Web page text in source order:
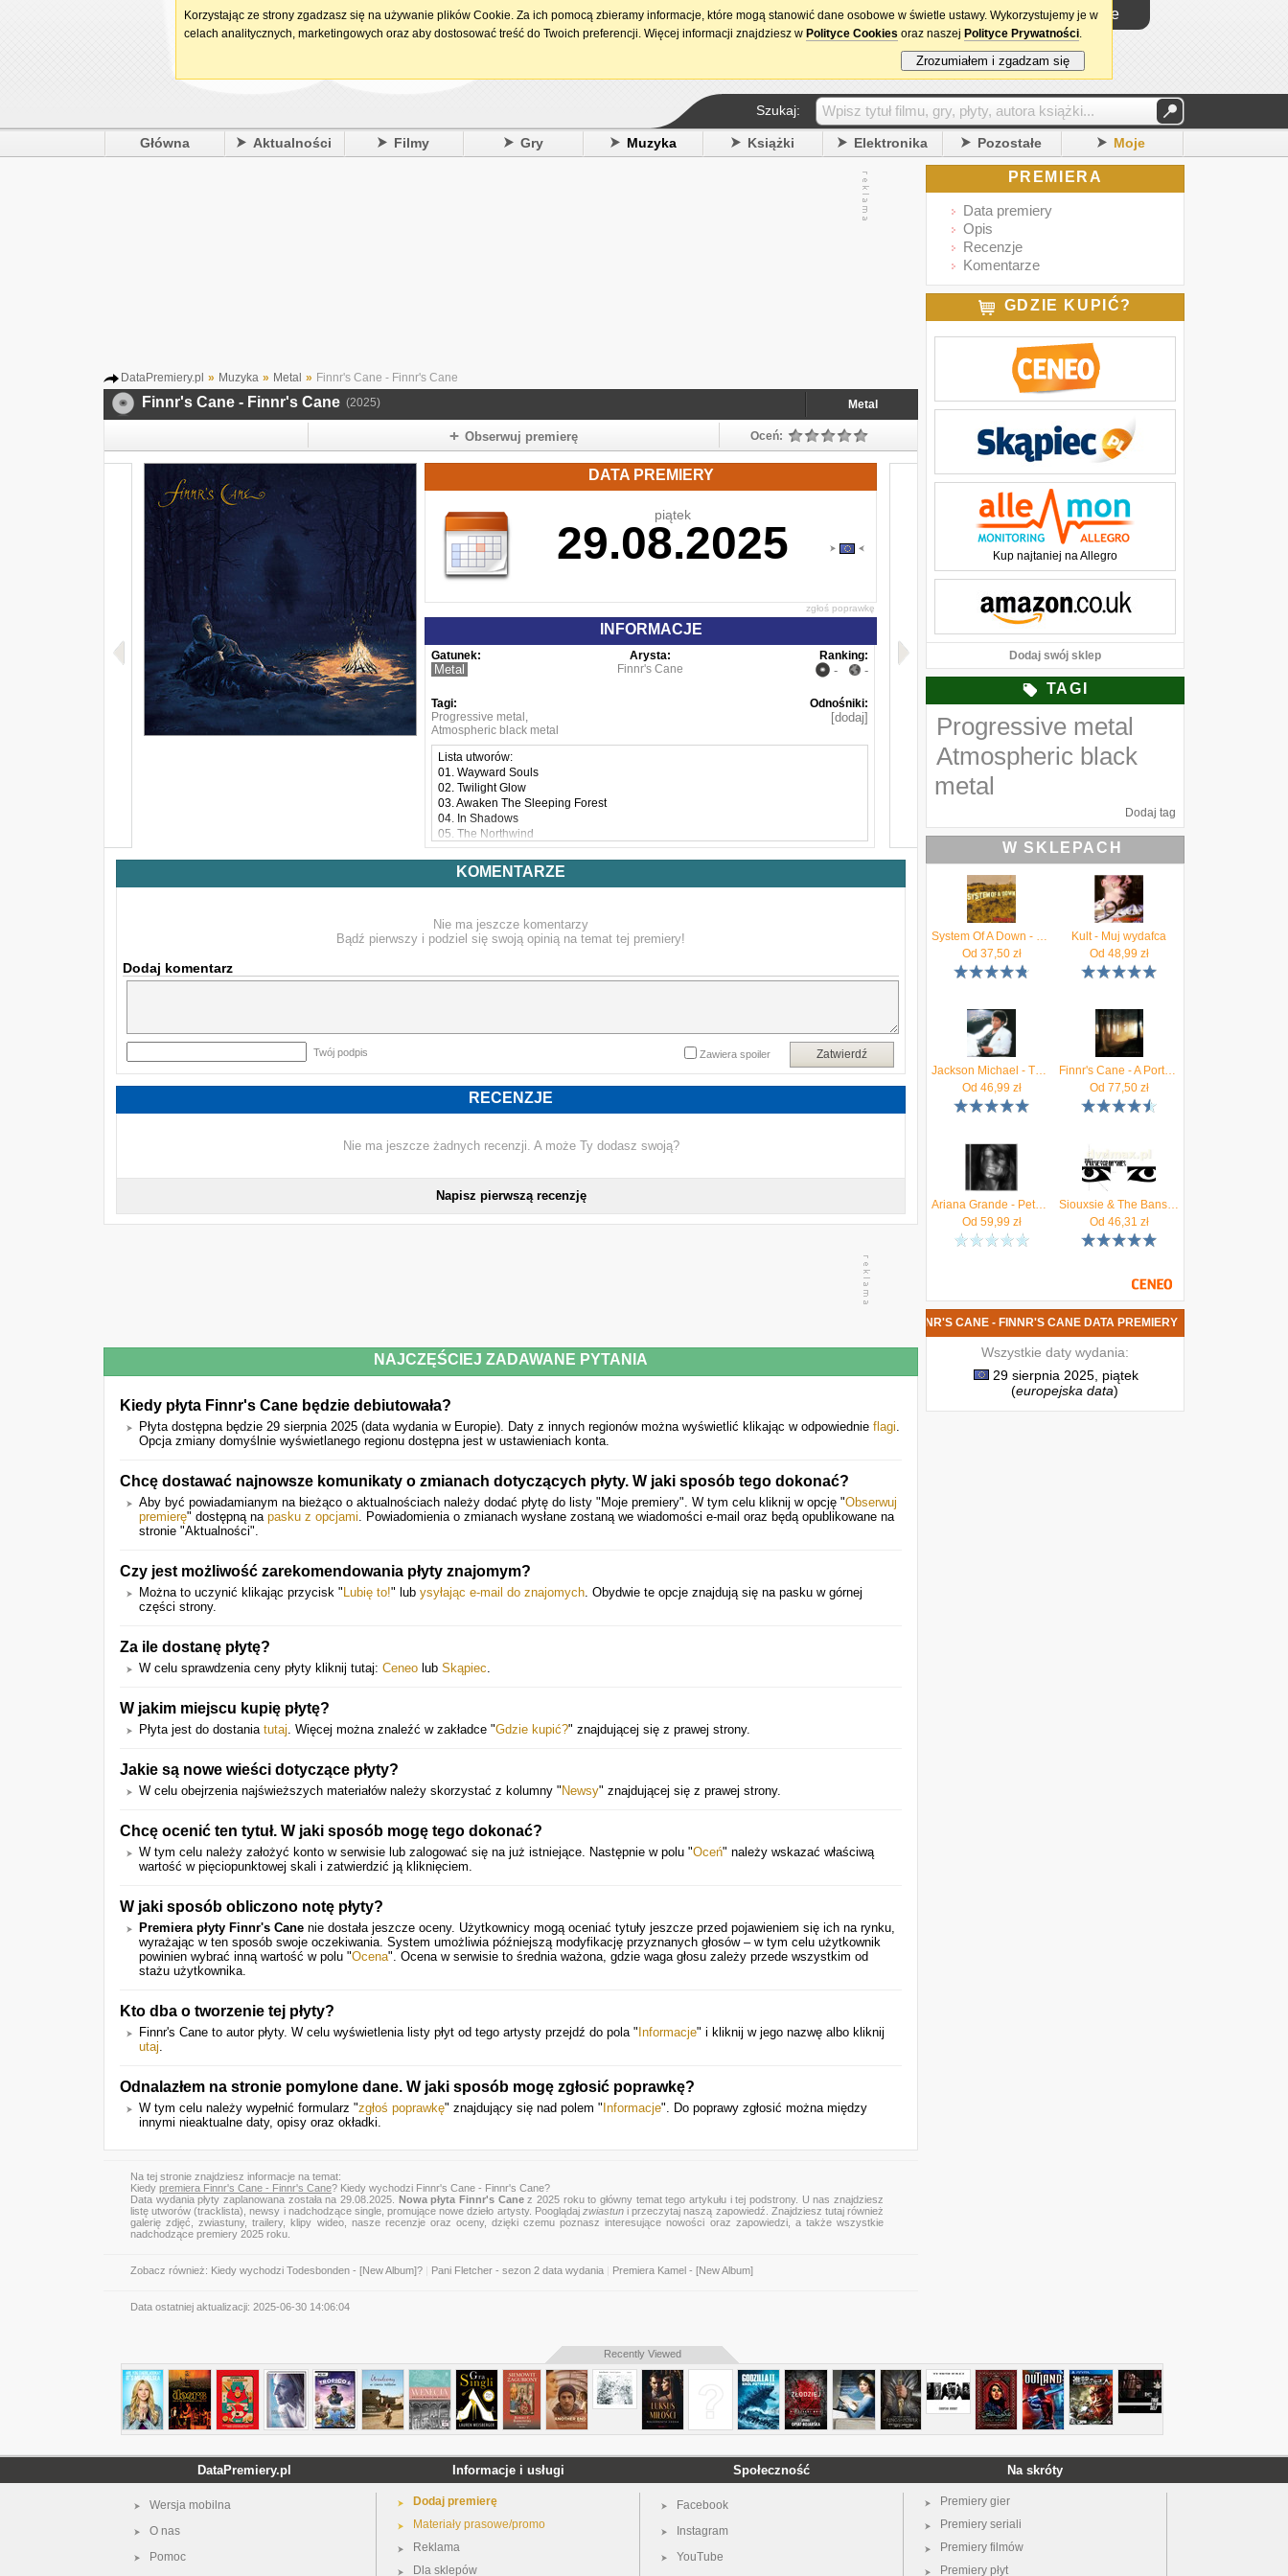
15. urodziny DataPremiery.pl Logowanie
Szukaj:
Główna Aktualności Filmy Gry Muzyka Książki Elektronika Pozostałe Moje
DataPremiery.pl » Muzyka » Metal » Finnr's Cane - Finnr's Cane
Finnr's Cane - Finnr's Cane (2025) Metal
Obserwuj premierę Oceń:
DATA PREMIERY
piątek
29.08.2025
zgłoś poprawkę
INFORMACJE
Gatunek:
Metal
Arysta:
Finnr's Cane
Ranking:
- -
Tagi:
Progressive metal ,
Atmospheric black metal
Odnośniki:
[dodaj]
Lista utworów:
01. Wayward Souls
02. Twilight Glow
03. Awaken The Sleeping Forest
04. In Shadows
05. The Northwind
06. The Everwinter Grey
07. The Spell Of The Change Of Seasons
08. Harvest
KOMENTARZE
Nie ma jeszcze komentarzy
Bądź pierwszy i podziel się swoją opinią na temat tej premiery!
Dodaj komentarz
Twój podpis Zatwierdź
Zawiera spoiler
RECENZJE
Nie ma jeszcze żadnych recenzji. A może Ty dodasz swoją?
Napisz pierwszą recenzję
NAJCZĘŚCIEJ ZADAWANE PYTANIA
Kiedy płyta Finnr's Cane będzie debiutowała?
Płyta dostępna będzie 29 sierpnia 2025 (data wydania w Europie). Daty z innych regionów można wyświetlić klikając w odpowiednie flagi.
Opcja zmiany domyślnie wyświetlanego regionu dostępna jest w ustawieniach konta.
Chcę dostawać najnowsze komunikaty o zmianach dotyczących płyty. W jaki sposób tego dokonać?
Aby być powiadamianym na bieżąco o aktualnościach należy dodać płytę do listy "Moje premiery". W tym celu kliknij w opcję "Obserwuj
premierę" dostępną na pasku z opcjami. Powiadomienia o zmianach wysłane zostaną we wiadomości e-mail oraz będą opublikowane na
stronie "Aktualności".
Czy jest możliwość zarekomendowania płyty znajomym?
Można to uczynić klikając przycisk " Lubię to!" lub ysyłając e-mail do znajomych. Obydwie te opcje znajdują się na pasku w górnej
części strony.
Za ile dostanę płytę?
W celu sprawdzenia ceny płyty kliknij tutaj: Ceneo lub Skąpiec.
W jakim miejscu kupię płytę?
Płyta jest do dostania tutaj. Więcej można znaleźć w zakładce "Gdzie kupić?" znajdującej się z prawej strony.
Jakie są nowe wieści dotyczące płyty?
W celu obejrzenia najświeższych materiałów należy skorzystać z kolumny " Newsy" znajdującej się z prawej strony.
Chcę ocenić ten tytuł. W jaki sposób mogę tego dokonać?
W tym celu należy założyć konto w serwisie lub zalogować się na już istniejące. Następnie w polu "Oceń" należy wskazać właściwą
wartość w pięciopunktowej skali i zatwierdzić ją kliknięciem.
W jaki sposób obliczono notę płyty?
Premiera płyty Finnr's Cane nie dostała jeszcze oceny. Użytkownicy mogą oceniać tytuły jeszcze przed pojawieniem się ich na rynku,
wyrażając w ten sposób swoje oczekiwania. System umożliwia późniejszą modyfikację przyznanych głosów – w tym celu użytkownik
powinien wybrać inną wartość w polu "Ocena". Ocena w serwisie to średnia ważona, gdzie waga głosu zależy przede wszystkim od
stażu użytkownika.
Kto dba o tworzenie tej płyty?
Finnr's Cane to autor płyty. W celu wyświetlenia listy płyt od tego artysty przejdź do pola " Informacje" i kliknij w jego nazwę albo kliknij
utaj.
Odnalazłem na stronie pomylone dane. W jaki sposób mogę zgłosić poprawkę?
W tym celu należy wypełnić formularz "zgłoś poprawkę" znajdujący się nad polem " Informacje". Do poprawy zgłosić można między
innymi nieaktualne daty, opisy oraz okładki.
Na tej stronie znajdziesz informacje na temat:
Kiedy premiera Finnr's Cane - Finnr's Cane? Kiedy wychodzi Finnr's Cane - Finnr's Cane?
Data wydania płyty zaplanowana została na 29.08.2025. Nowa płyta Finnr's Canez 2025 roku to główny temat tego artykułu i tej podstrony. U nas znajdziesz
listę utworów (tracklista), newsy i nadchodzące single, promujące nowe dzieło artysty. Pooglądaj zwiastuni przeczytaj naszą zapowiedź. Znajdziesz tutaj również
galerię zdjęć, zwiastuny, trailery, klipy wideo, nasze recenzje oraz oceny, dzięki czemu poznasz interesujące nowości oraz zapowiedzi, a także wszystkie
nadchodzące premiery 2025 roku.
Zobacz również: Kiedy wychodzi Todesbonden - [New Album]? Pani Fletcher - sezon 2 data wydania Premiera Kamel - [New Album]
Data ostatniej aktualizacji: 2025-06-30 14:06:04
PREMIERA
Data premiery
Opis
Recenzje
Komentarze
GDZIE KUPIĆ?
Kup najtaniej na Allegro
Dodaj swój sklep
TAGI
Progressive metal
Atmospheric black
metal
Dodaj tag
W SKLEPACH
System Of A Down - Toxicity (CD)
Od 37,50zł
Kult - Muj wydafca
Od 48,99 zł
Jackson Michael - Thriller (Reedycja)
Od 46,99 zł
Finnr's Cane - A Portrait Painted By The Sun (CD)
Od 77,50zł
Ariana Grande - Petal (CD)
Od 59,99 zł
Siouxsie & The Banshees: The Best Of [CD]
Od 46,31 zł
NOWA PŁYTA FINNR'S CANE - FINNR'S CANE DATA PREMIERY
Wszystkie daty wydania:
29 sierpnia 2025, piątek
(europejska data)
Recently Viewed
DataPremiery.pl
Wersja mobilna
O nas
Pomoc
Informacje i usługi
Dodaj premierę
Materiały prasowe/promo
Reklama
Dla sklepów
Społeczność
Facebook
Instagram
YouTube
Na skróty
Premiery gier
Premiery seriali
Premiery filmów
Premiery płyt
Korzystając ze strony zgadzasz się na używanie plików Cookie. Za ich pomocą zbieramy informacje, które mogą stanowić dane osobowe w świetle ustawy. Wykorzystujemy je w
celach analitycznych, marketingowych oraz aby dostosować treść do Twoich preferencji. Więcej informacji znajdziesz w Polityce Cookies oraz naszej Polityce Prywatności.
Zrozumiałem i zgadzam się